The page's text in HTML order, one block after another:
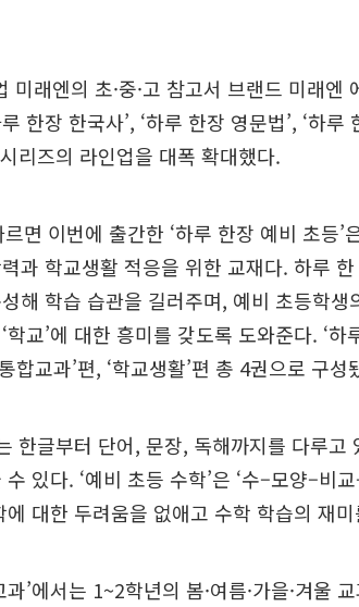
미래엔의 초·중·고 참고서 브랜드 미래엔
한장 한국사’, ‘하루 한장 영문법’, ‘하
리즈의 라인업을 대폭 확대했다.
면 이번에 출간한 ‘하루 한장 예비 초등’
과 학교생활 적응을 위한 교재다. 하루
해 학습 습관을 길러주며, 예비 초등학
학교’에 대한 흥미를 갖도록 도와준다. ‘하
합교과’편, ‘학교생활’편 총 4권으로 구성
한글부터 단어, 문장, 독해까지를 다루
있다. ‘예비 초등 수학’은 ‘수–모양–비
대한 두려움을 없애고 수학 학습의 재
과’에서는 1~2학년의 봄·여름·가을·겨울